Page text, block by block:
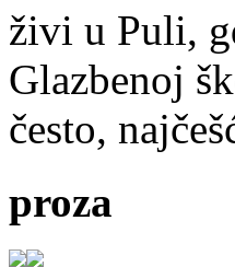
živi u Puli,
Glazbenoj
često,
proza